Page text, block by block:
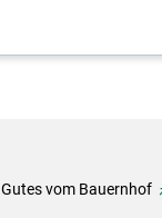
Gutes vom Bauernhof